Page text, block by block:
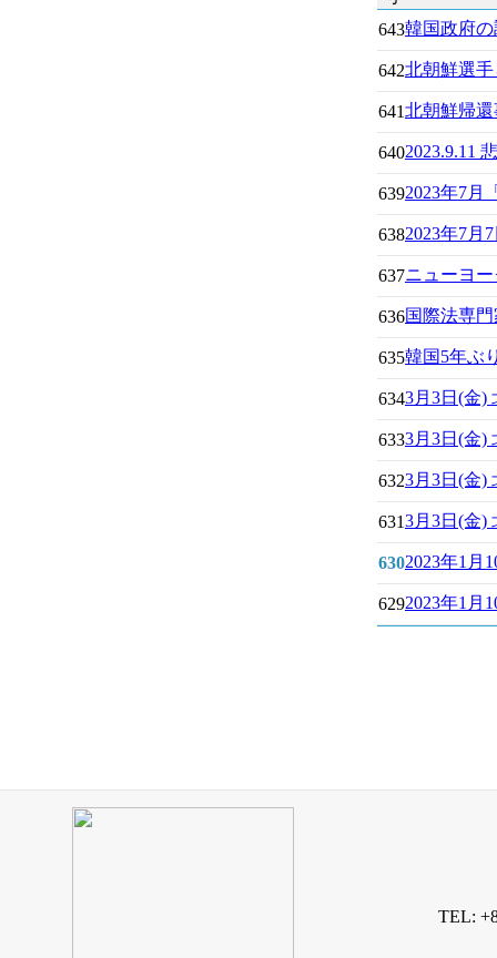
643韓国政府
642北朝鮮選
641北朝鮮帰
6402023.9.11
6392023年7月
6382023年7月
637ニューヨ
636国際法専
635韓国5年ぶ
6343月3日(金)
6333月3日(金)
6323月3日(金)
6313月3日(金)
6302023年1
6292023年1
TEL: